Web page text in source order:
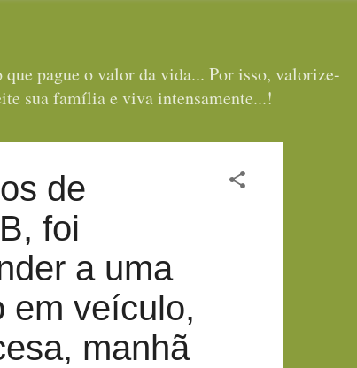
pague o valor da vida... Por isso, valorize-
sua família e viva intensamente...!
de
foi
a uma
em veículo,
manhã